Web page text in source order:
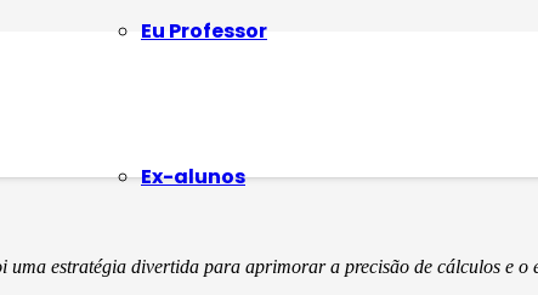
Eu Professor
Ex-alunos
uma estratégia divertida para aprimorar a precisão de cálculos e o